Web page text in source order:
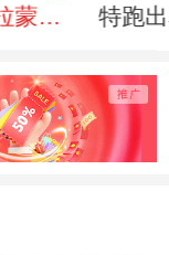
蒙德-
特跑